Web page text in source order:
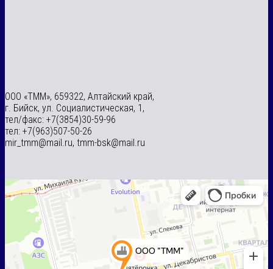
ООО «ТММ», 659322, Алтайский край,
г. Бийск, ул. Социалистическая, 1,
тел/факс: +7(3854)30-59-96
тел: +7(963)507-50-26
mir_tmm@mail.ru, tmm-bsk@mail.ru